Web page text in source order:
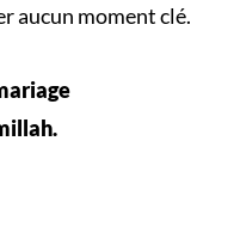
aucun moment clé.